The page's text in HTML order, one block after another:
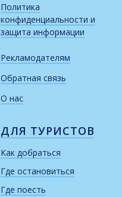
Политика
конфиденциальности и
защита информации
Рекламодателям
Обратная связь
О нас
ДЛЯ ТУРИСТОВ
Как добраться
Где остановиться
Где поесть